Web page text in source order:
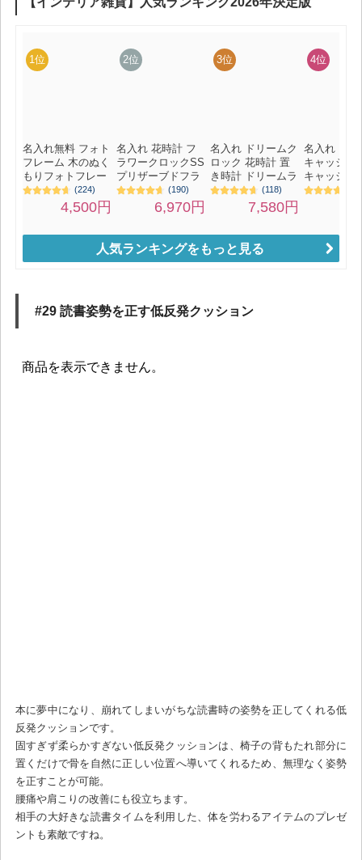
人気ランキングをもっと見る
#29 読書姿勢を正す低反発クッション
本に夢中になり、崩れてしまいがちな読書時の姿勢を正してくれる低
反発クッションです。
固すぎず柔らかすぎない低反発クッションは、椅子の背もたれ部分に
置くだけで骨を自然に正しい位置へ導いてくれるため、無理なく姿勢
を正すことが可能。
腰痛や肩こりの改善にも役立ちます。
相手の大好きな読書タイムを利用した、体を労わるアイテムのプレゼ
ントも素敵ですね。